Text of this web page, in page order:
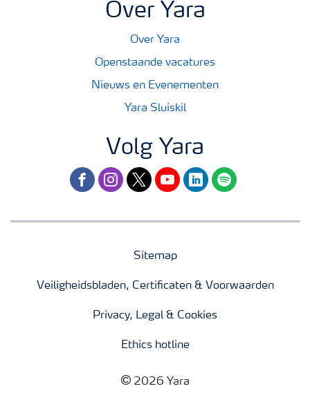
Over Yara
Over Yara
Openstaande vacatures
Nieuws en Evenementen
Yara Sluiskil
Volg Yara
facebookinstagram
twitteryoutubelinkedinspotify
Sitemap
Veiligheidsbladen, Certificaten & Voorwaarden
Privacy, Legal & Cookies
Ethics hotline
2026 Yara